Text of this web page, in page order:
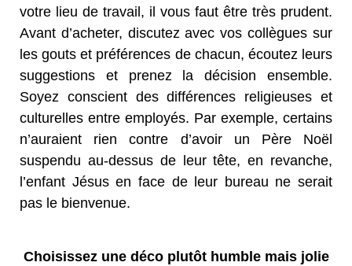
votre lieu de travail, il vous faut être très prudent.
Avant d’acheter, discutez avec vos collègues sur
les gouts et préférences de chacun, écoutez leurs
suggestions et prenez la décision ensemble.
Soyez conscient des différences religieuses et
culturelles entre employés. Par exemple, certains
n’auraient rien contre d’avoir un Père Noël
suspendu au-dessus de leur tête, en revanche,
l’enfant Jésus en face de leur bureau ne serait
pas le bienvenue.
Choisissez une déco plutôt humble mais jolie